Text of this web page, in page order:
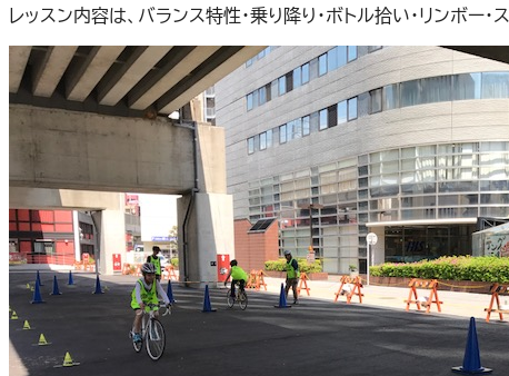
レッスン内容は、バランス特性・乗り降り・ボトル拾い・リンボー